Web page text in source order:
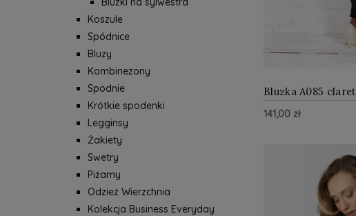
Koszule
Spódnice
Bluzy
Kombinezony
Spodnie
Krótkie spodenki
Legginsy
Żakiety
Swetry
Piżamy
Odzież Wierzchnia
Kolekcja Business Everyday
Bluzka A085 claret
141,00 zł